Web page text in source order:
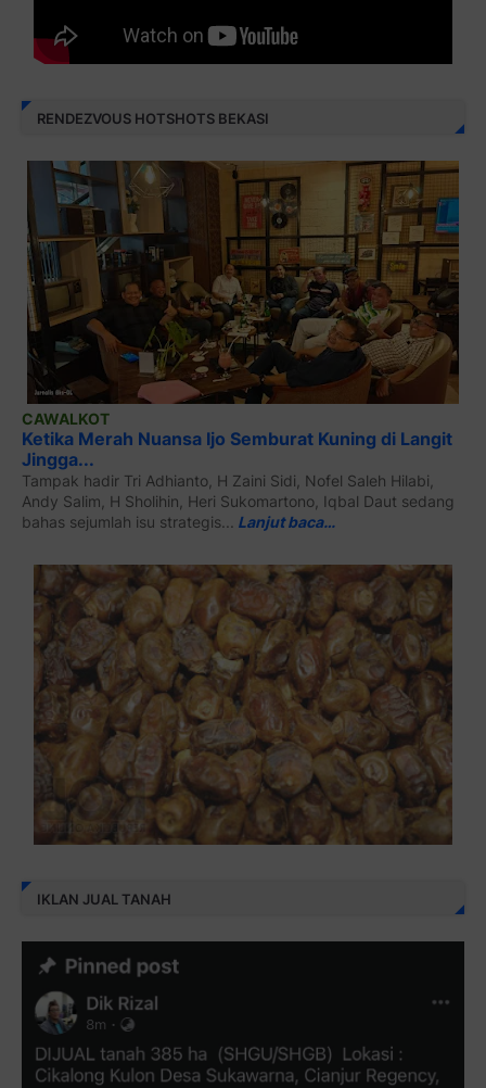
RENDEZVOUS HOTSHOTS BEKASI
CAWALKOT
Ketika Merah Nuansa Ijo Semburat Kuning di Langit
Jingga...
Tampak hadir Tri Adhianto, H Zaini Sidi, Nofel Saleh Hilabi,
Andy Salim, H Sholihin, Heri Sukomartono, Iqbal Daut sedang
bahas sejumlah isu strategis...
Lanjut baca…
IKLAN JUAL TANAH